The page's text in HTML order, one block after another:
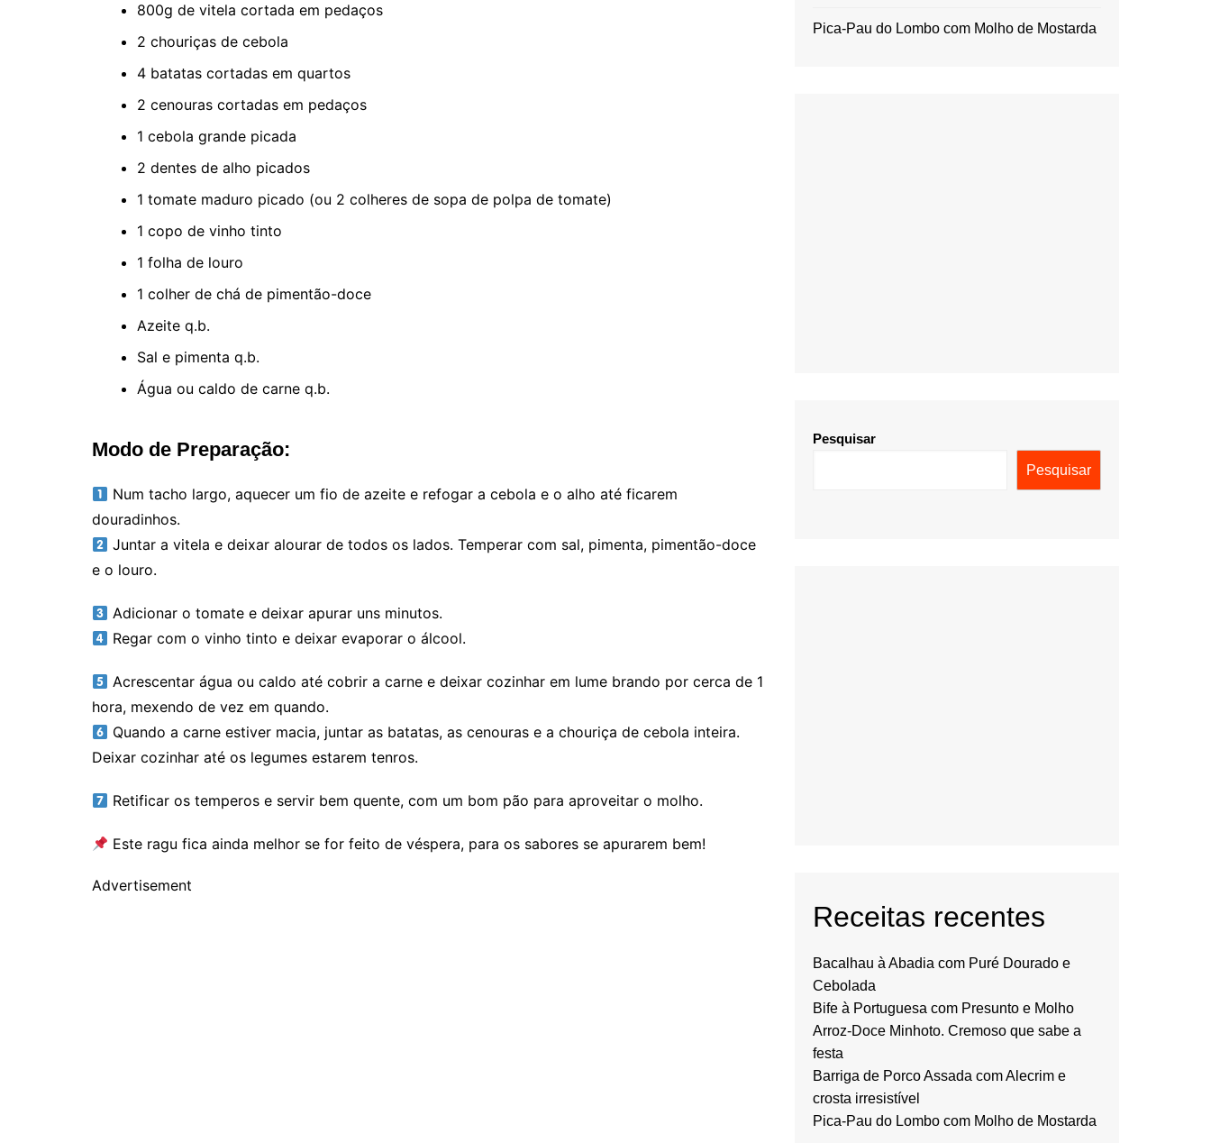
800g de vitela cortada em pedaços
2 chouriças de cebola
4 batatas cortadas em quartos
2 cenouras cortadas em pedaços
1 cebola grande picada
2 dentes de alho picados
1 tomate maduro picado (ou 2 colheres de sopa de polpa de tomate)
1 copo de vinho tinto
1 folha de louro
1 colher de chá de pimentão-doce
Azeite q.b.
Sal e pimenta q.b.
Água ou caldo de carne q.b.
Modo de Preparação:
Num tacho largo, aquecer um fio de azeite e refogar a cebola e o alho até ficarem
douradinhos.
Juntar a vitela e deixar alourar de todos os lados. Temperar com sal, pimenta, pimentão-doce
e o louro.
Adicionar o tomate e deixar apurar uns minutos.
Regar com o vinho tinto e deixar evaporar o álcool.
Acrescentar água ou caldo até cobrir a carne e deixar cozinhar em lume brando por cerca de 1
hora, mexendo de vez em quando.
Quando a carne estiver macia, juntar as batatas, as cenouras e a chouriça de cebola inteira.
Deixar cozinhar até os legumes estarem tenros.
Retificar os temperos e servir bem quente, com um bom pão para aproveitar o molho.
Este ragu fica ainda melhor se for feito de véspera, para os sabores se apurarem bem!
Advertisement
Pica-Pau do Lombo com Molho de Mostarda
Pesquisar
Pesquisar
Receitas recentes
Bacalhau à Abadia com Puré Dourado e
Cebolada
Bife à Portuguesa com Presunto e Molho
Arroz-Doce Minhoto. Cremoso que sabe a
festa
Barriga de Porco Assada com Alecrim e
crosta irresistível
Pica-Pau do Lombo com Molho de Mostarda